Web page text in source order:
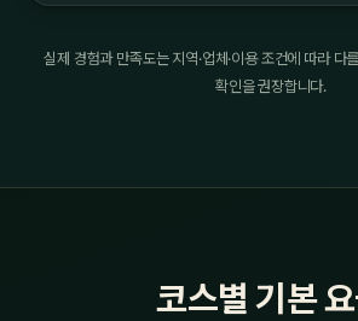
실제 경험과 만족도는 지역·업체·이용 조건에 따라 다
확인을 권장합니다.
코스별 기본